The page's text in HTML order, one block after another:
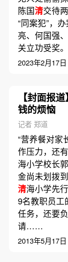
陈国清交待
“同案犯”，
亮、何国强
关立功受奖
2023年2月17日
【封面报
钱的烦恼
记者 郑道
“营养餐对家
作压力，还
海小学校长
金尚未划拨
清海小学先
9名教职员工
任务，还要
请……
2013年5月17日